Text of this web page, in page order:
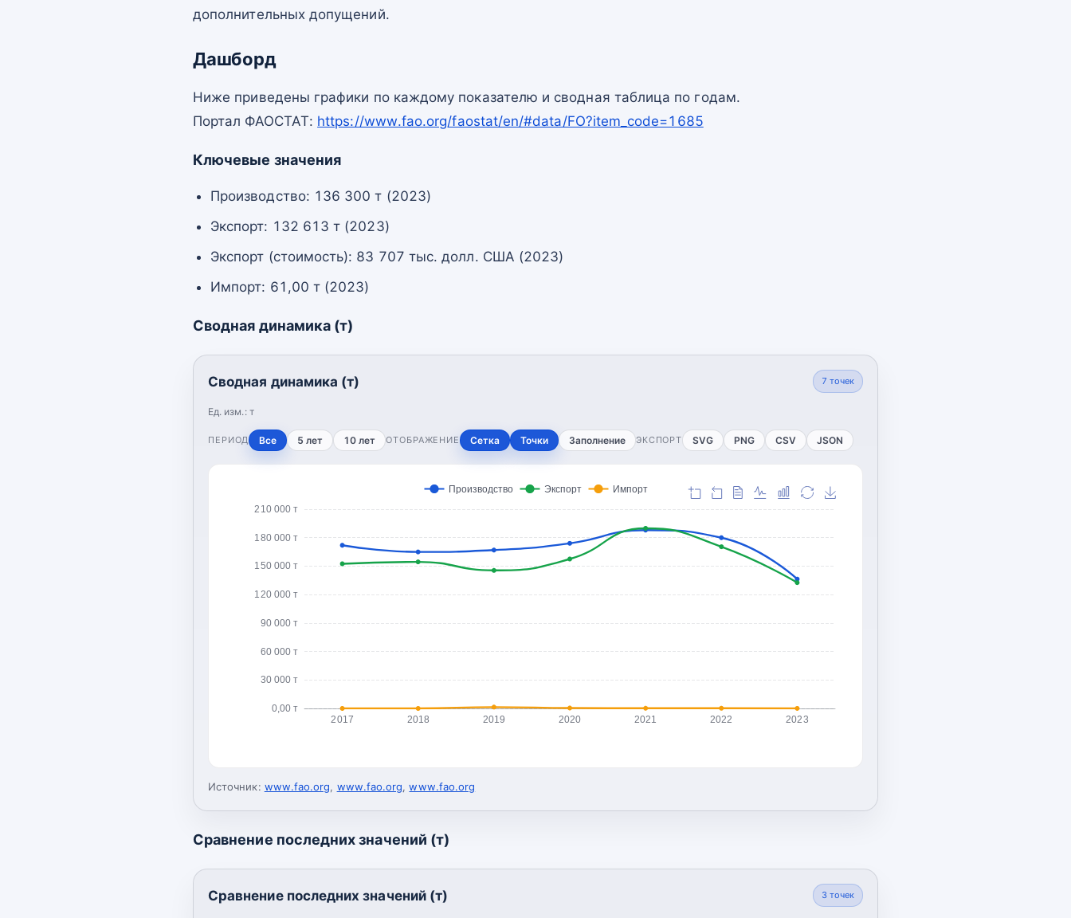
дополнительных допущений.
Дашборд
Ниже приведены графики по каждому показателю и сводная таблица по годам.
Портал ФАОСТАТ: https://www.fao.org/faostat/en/#data/FO?item_code=1685
Ключевые значения
Производство: 136 300 т (2023)
Экспорт: 132 613 т (2023)
Экспорт (стоимость): 83 707 тыс. долл. США (2023)
Импорт: 61,00 т (2023)
Сводная динамика (т)
Сводная динамика (т)
Ед. изм.: т
7 точек
ПЕРИОД Все 5 лет 10 лет ОТОБРАЖЕНИЕ Сетка Точки Заполнение ЭКСПОРТ SVG PNG CSV JSON
0,00 т
30 000 т
60 000 т
90 000 т
120 000 т
150 000 т
180 000 т
210 000 т
2017 2018 2019 2020 2021 2022 2023
Производство Экспорт Импорт
Источник: www.fao.org, www.fao.org,www.fao.org
Сравнение последних значений (т)
Сравнение последних значений (т) 3точек